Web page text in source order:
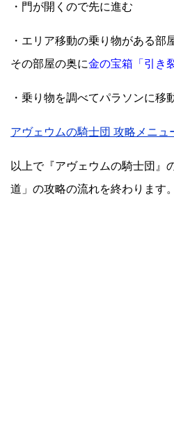
・門が開くので先に進む
・エリア移動の乗り物がある部
その部屋の奥に金の宝箱「引き
・乗り物を調べてパラソンに移
アヴェウムの騎士団 攻略メニュ
以上で『アヴェウムの騎士団』
道」の攻略の流れを終わります。